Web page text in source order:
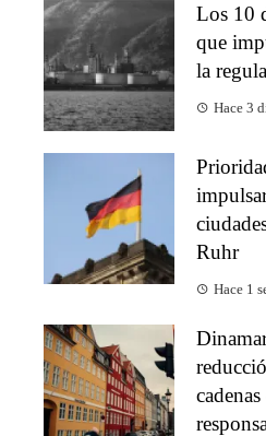
Los 10
que
la
Hace 3
Ruhr
Hace 1